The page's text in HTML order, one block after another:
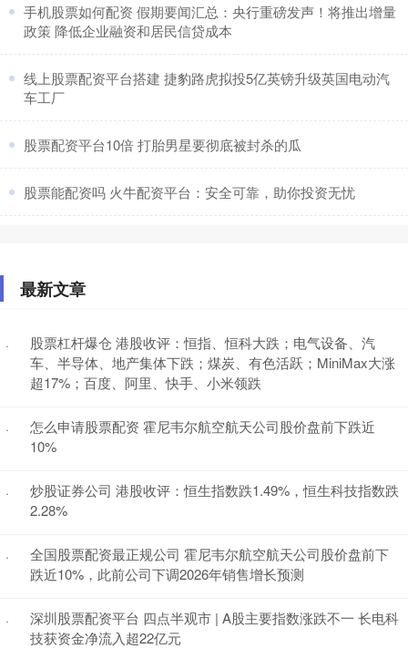
​手机股票如何配资 假期要闻汇总：央行重磅发声！将推出增量
政策 降低企业融资和居民信贷成本
​线上股票配资平台搭建 捷豹路虎拟投5亿英镑升级英国电动汽
车工厂
​股票配资平台10倍 打胎男星要彻底被封杀的瓜
​股票能配资吗 火牛配资平台：安全可靠，助你投资无忧
最新文章
·
股票杠杆爆仓 港股收评：恒指、恒科大跌；电气设备、汽
车、半导体、地产集体下跌；煤炭、有色活跃；MiniMax大涨
超17%；百度、阿里、快手、小米领跌
·
怎么申请股票配资 霍尼韦尔航空航天公司股价盘前下跌近
10%
·
炒股证券公司 港股收评：恒生指数跌1.49%，恒生科技指数跌
2.28%
·
全国股票配资最正规公司 霍尼韦尔航空航天公司股价盘前下
跌近10%，此前公司下调2026年销售增长预测
·
深圳股票配资平台 四点半观市 | A股主要指数涨跌不一 长电科
技获资金净流入超22亿元